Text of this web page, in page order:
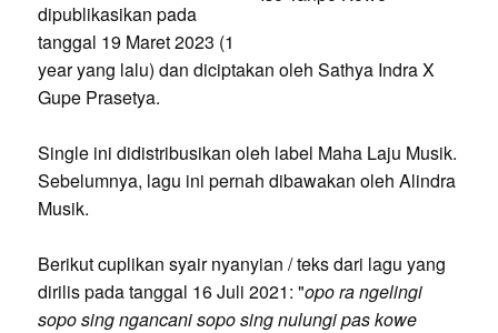
dipublikasikan pada
tanggal 19 Maret 2023 (1
year yang lalu) dan diciptakan oleh Sathya Indra X
Gupe Prasetya.
Single ini didistribusikan oleh label Maha Laju Musik.
Sebelumnya, lagu ini pernah dibawakan oleh Alindra
Musik.
Berikut cuplikan syair nyanyian / teks dari lagu yang
dirilis pada tanggal 16 Juli 2021: "opo ra ngelingi
sopo sing ngancani sopo sing nulungi pas kowe